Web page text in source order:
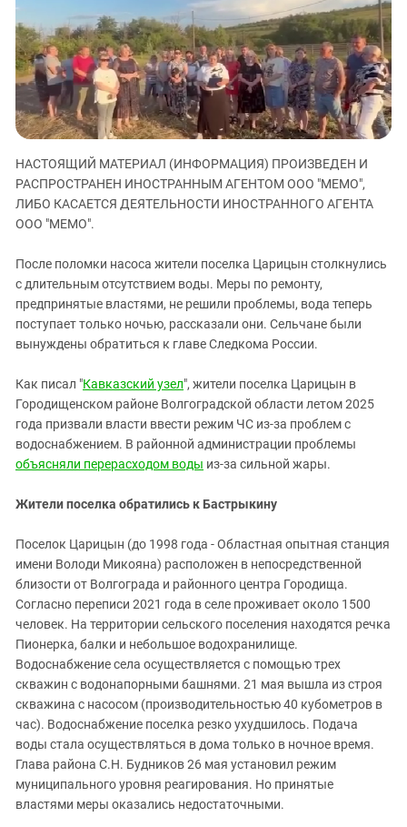
ЗАСТАВЛЯЕТ
КАВКАЗ ЗА ПАЛЕСТИНУ
ИНАКОМЫСЛИЕ В ЧЕЧНЕ
ПРЕСЛЕДОВАНИЕ АКТИВИСТОВ
МОБИЛИЗАЦИЯ И ПРОТЕСТЫ
Ингушетия
Кабардино-Балкария
Калмыкия
Карачаево-Черкесия
Краснодарский край
Нагорный Карабах
Российская Федерация
Северная Осетия - Алания
Ставропольский край
Чечня
Южная Осетия
Южный Кавказ
ЮФО
НАСТОЯЩИЙ МАТЕРИАЛ (ИНФОРМАЦИЯ) ПРОИЗВЕДЕН И
РАСПРОСТРАНЕН ИНОСТРАННЫМ АГЕНТОМ ООО "МЕМО",
ЛИБО КАСАЕТСЯ ДЕЯТЕЛЬНОСТИ ИНОСТРАННОГО АГЕНТА
ООО "МЕМО".
После поломки насоса жители поселка Царицын столкнулись
с длительным отсутствием воды. Меры по ремонту,
предпринятые властями, не решили проблемы, вода теперь
поступает только ночью, рассказали они. Сельчане были
вынуждены обратиться к главе Следкома России.
Как писал "Кавказский узел", жители поселка Царицын в
Городищенском районе Волгоградской области летом 2025
года призвали власти ввести режим ЧС из-за проблем с
водоснабжением. В районной администрации проблемы
объясняли перерасходом воды из-за сильной жары.
Жители поселка обратились к Бастрыкину
Поселок Царицын (до 1998 года - Областная опытная станция
имени Володи Микояна) расположен в непосредственной
близости от Волгограда и районного центра Городища.
Согласно переписи 2021 года в селе проживает около 1500
человек. На территории сельского поселения находятся речка
Пионерка, балки и небольшое водохранилище.
Водоснабжение села осуществляется с помощью трех
скважин с водонапорными башнями. 21 мая вышла из строя
скважина с насосом (производительностью 40 кубометров в
час). Водоснабжение поселка резко ухудшилось. Подача
воды стала осуществляться в дома только в ночное время.
Глава района С.Н. Будников 26 мая установил режим
муниципального уровня реагирования. Но принятые
властями меры оказались недостаточными.